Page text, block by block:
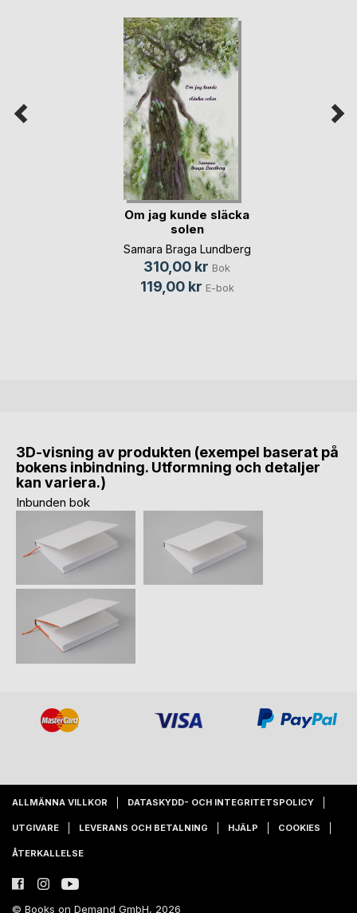
Om jag kunde släcka
solen
Samara Braga Lundberg
310,00 kr Bok
119,00 kr E-bok
3D-visning av produkten (exempel baserat på
bokens inbindning. Utformning och detaljer
kan variera.)
Inbunden bok
ALLMÄNNA VILLKOR DATASKYDD- OCH INTEGRITETSPOLICY
UTGIVARE LEVERANS OCH BETALNING HJÄLP COOKIES
ÅTERKALLELSE
© Books on Demand GmbH, 2026